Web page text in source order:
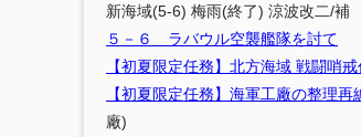
新海域(5-6) 梅雨(終了) 涼波改二/補
５－６ ラバウル空襲艦隊を討て
【初夏限定任務】北方海域 戦闘哨
【初夏限定任務】海軍工廠の整理再
廠)